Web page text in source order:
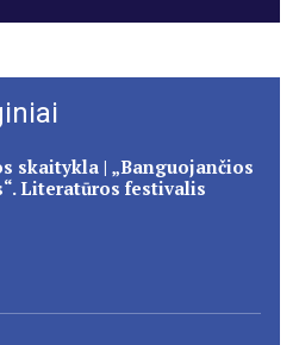
skaitykla | „Banguojančios
Literatūros festivalis